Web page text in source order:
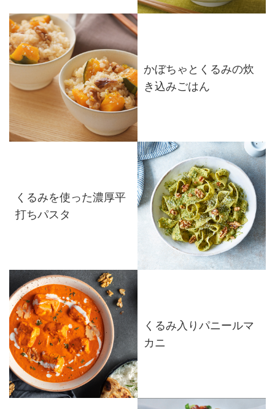
かぼちゃとくるみの炊
き込みごはん
くるみを使った濃厚平
打ちパスタ
くるみ入りパニールマ
カニ